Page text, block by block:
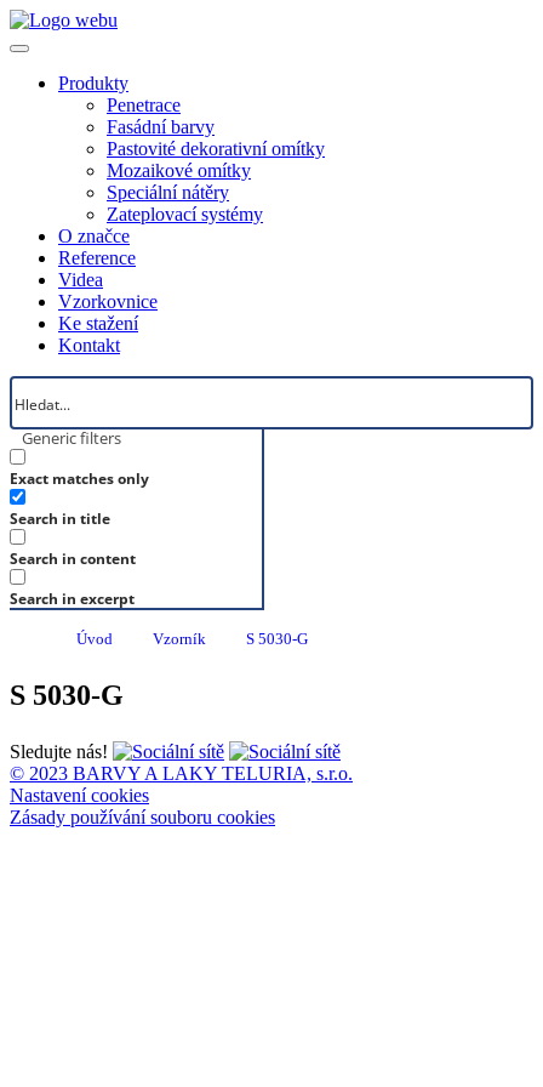
Produkty
Penetrace
Fasádní barvy
Pastovité dekorativní omítky
Mozaikové omítky
Speciální nátěry
Zateplovací systémy
O značce
Reference
Videa
Vzorkovnice
Ke stažení
Kontakt
Generic filters
Exact matches only
Search in title
Search in content
Search in excerpt
Úvod Vzorník S 5030-G
S 5030-G
Sledujte nás!
© 2023 BARVY A LAKY TELURIA, s.r.o.
Nastavení cookies
Zásady používání souboru cookies